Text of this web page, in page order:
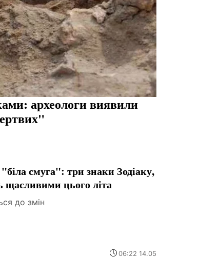
археологи виявили
смуга": три знаки Зодіаку,
щасливими цього літа
до змін
06:22 14.05